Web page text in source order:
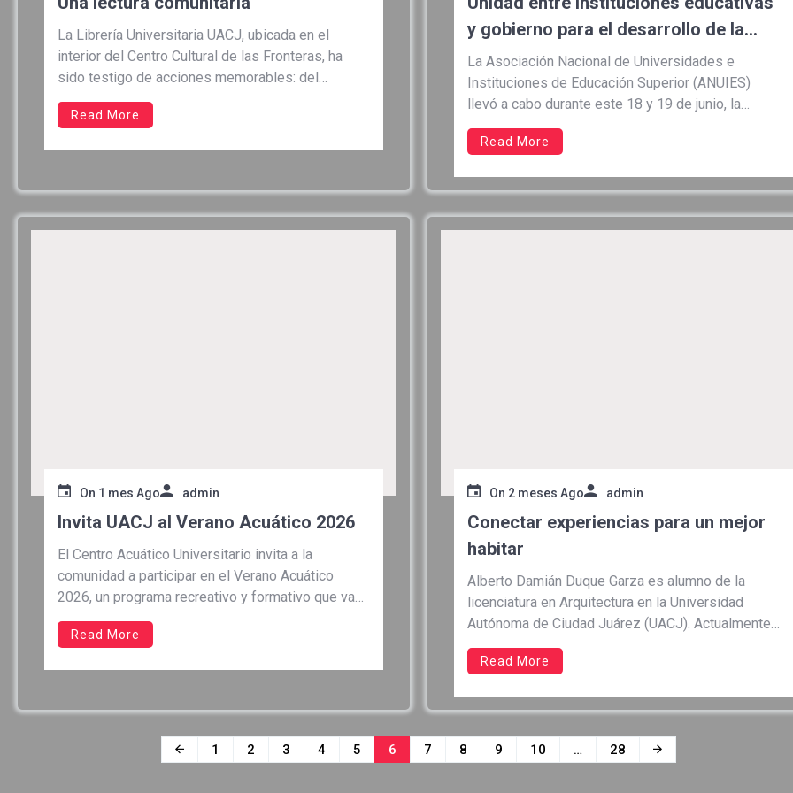
La Librería Universitaria UACJ, ubicada en el
interior del Centro Cultural de las Fronteras, ha
sido testigo de acciones memorables: del
contacto con las primeras letras, la consolidación
de conocimientos, de enseñanza, presentaciones
Read More
y gobierno para el desarrollo de la
educación superior
La Asociación Nacional de Universidades e
Instituciones de Educación Superior (ANUIES)
llevó a cabo durante este 18 y 19 de junio, la
LXVIII Sesión Ordinaria de la Asamblea General y
la reunión del Consejo Nacional de la ANUIES, con
los asistentes destacó […]
Read More
On 1 mes Ago admin
Invita UACJ al Verano Acuático 2026
El Centro Acuático Universitario invita a la
comunidad a participar en el Verano Acuático
2026, un programa recreativo y formativo que va
dirigido a niñas y niños durante el periodo
vacacional. Las actividades se llevarán a cabo del
Read More
On 2 meses Ago admin
Conectar experiencias para un mejor
habitar
Alberto Damián Duque Garza es alumno de la
licenciatura en Arquitectura en la Universidad
Autónoma de Ciudad Juárez (UACJ). Actualmente
cursa su último semestre de formación
profesional y tiene claro que sus propuestas van
compromiso es conectar y trabajar experiencias
Read More
1 2 3 4 5 6 7 8 9 10 … 28